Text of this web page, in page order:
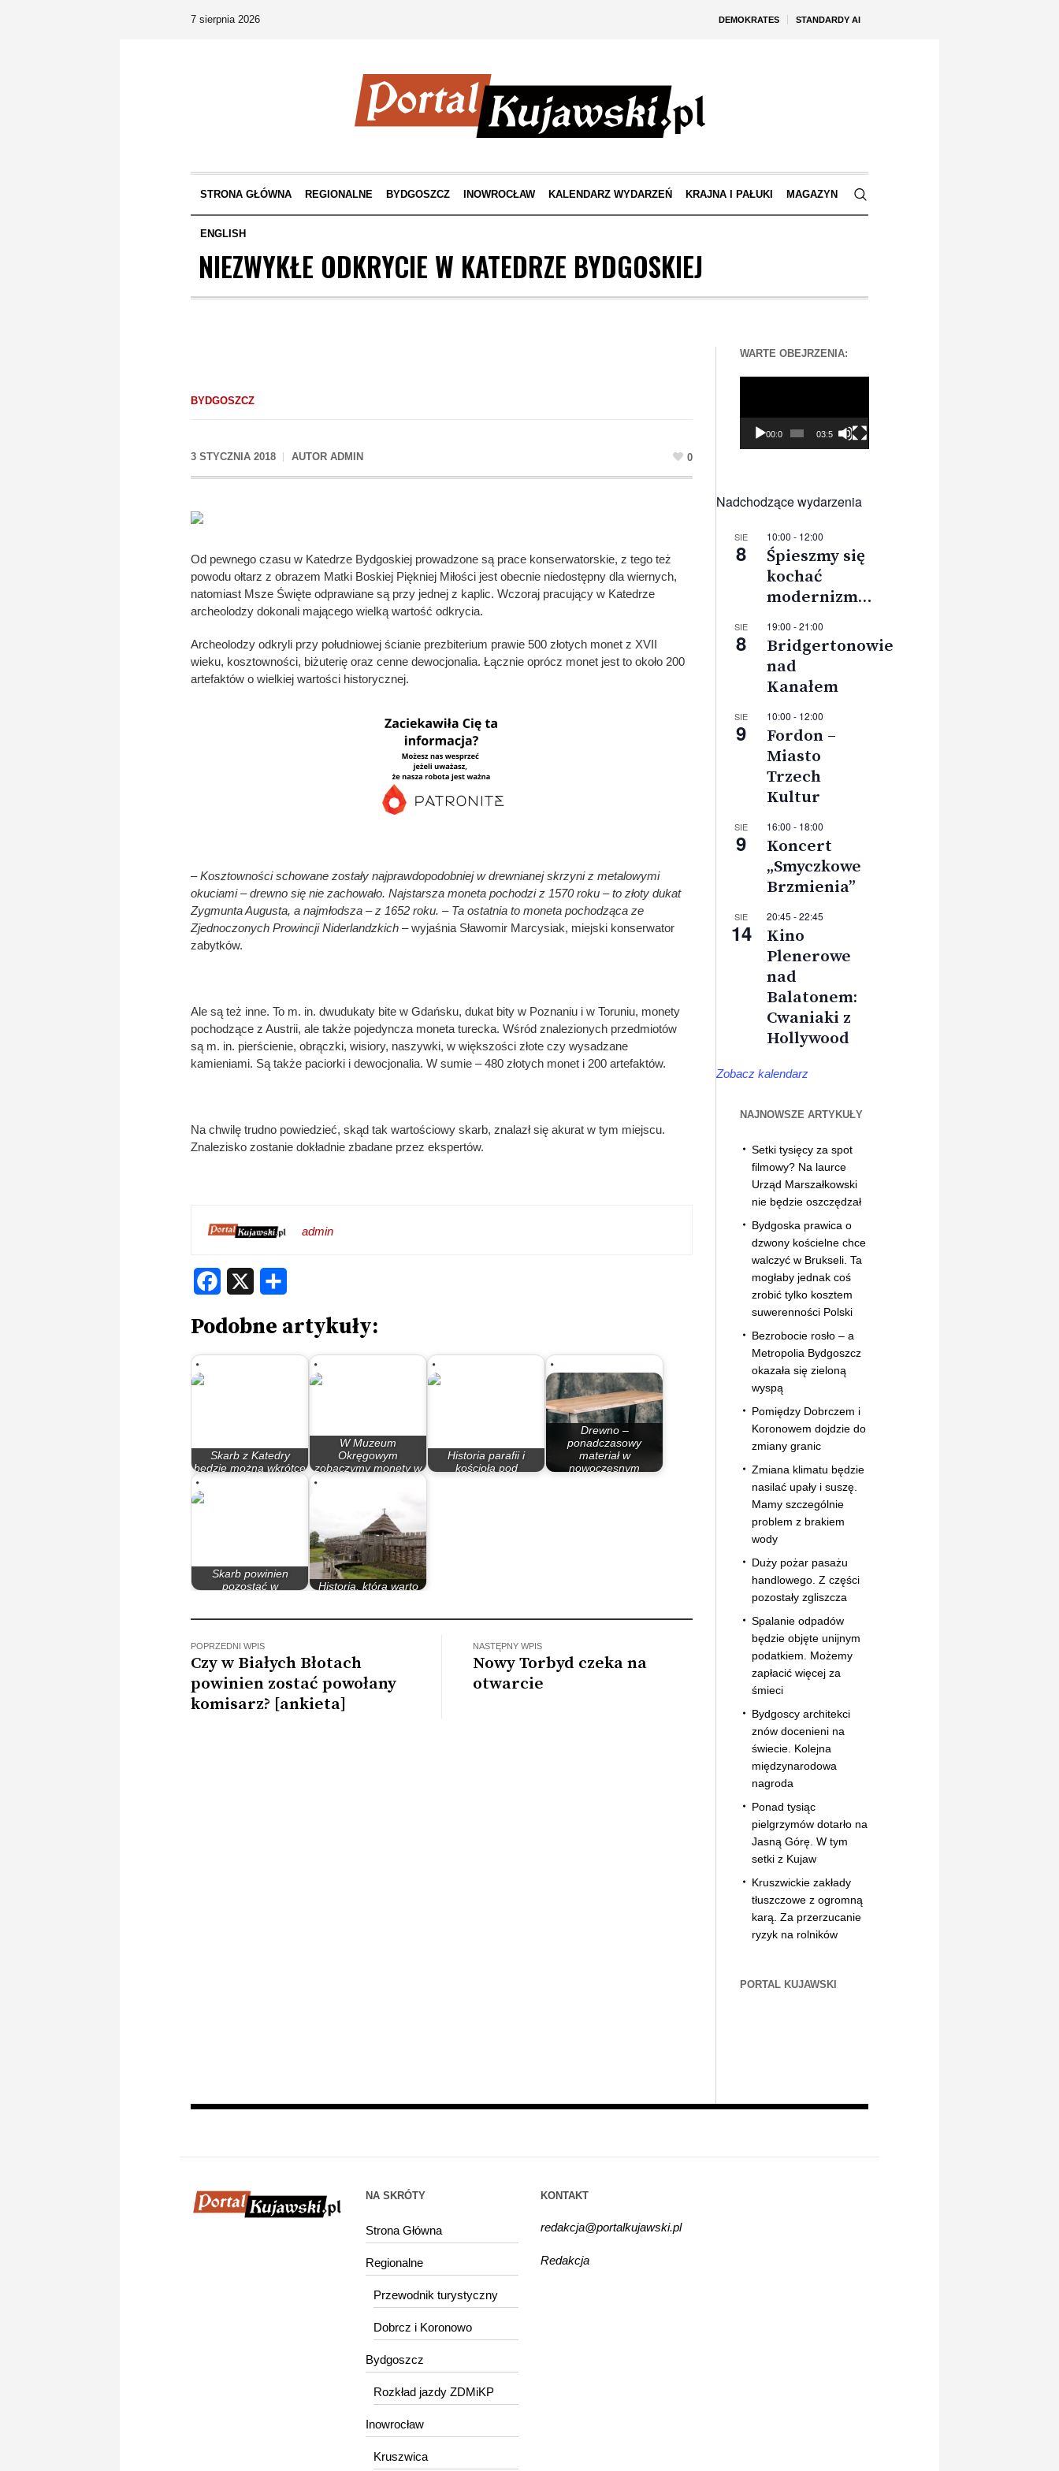
DEMOKRATES STANDARDY AI
7 sierpnia 2026
STRONA GŁÓWNA REGIONALNE BYDGOSZCZ INOWROCŁAW KALENDARZ WYDARZEŃ KRAJNA I PAŁUKI MAGAZYN
ENGLISH
NIEZWYKŁE ODKRYCIE W KATEDRZE BYDGOSKIEJ
BYDGOSZCZ
3 STYCZNIA 2018 AUTOR ADMIN 0
Od pewnego czasu w Katedrze Bydgoskiej prowadzone są prace konserwatorskie, z tego też
powodu ołtarz z obrazem Matki Boskiej Piękniej Miłości jest obecnie niedostępny dla wiernych,
natomiast Msze Święte odprawiane są przy jednej z kaplic. Wczoraj pracujący w Katedrze
archeolodzy dokonali mającego wielką wartość odkrycia.
Archeolodzy odkryli przy południowej ścianie prezbiterium prawie 500 złotych monet z XVII
wieku, kosztowności, biżuterię oraz cenne dewocjonalia. Łącznie oprócz monet jest to około 200
artefaktów o wielkiej wartości historycznej.
– Kosztowności schowane zostały najprawdopodobniej w drewnianej skrzyni z metalowymi
okuciami – drewno się nie zachowało. Najstarsza moneta pochodzi z 1570 roku – to złoty dukat
Zygmunta Augusta, a najmłodsza – z 1652 roku. – Ta ostatnia to moneta pochodząca ze
Zjednoczonych Prowincji Niderlandzkich – wyjaśnia Sławomir Marcysiak, miejski konserwator
zabytków.
Ale są też inne. To m. in. dwudukaty bite w Gdańsku, dukat bity w Poznaniu i w Toruniu, monety
pochodzące z Austrii, ale także pojedyncza moneta turecka. Wśród znalezionych przedmiotów
są m. in. pierścienie, obrączki, wisiory, naszywki, w większości złote czy wysadzane
kamieniami. Są także paciorki i dewocjonalia. W sumie – 480 złotych monet i 200 artefaktów.
Na chwilę trudno powiedzieć, skąd tak wartościowy skarb, znalazł się akurat w tym miejscu.
Znalezisko zostanie dokładnie zbadane przez ekspertów.
admin
Facebook
Podobne artykuły:
Skarb z Katedry
będzie można wkrótce
W Muzeum
Okręgowym
zobaczymy monety w
Historia parafii i
kościoła pod
Drewno –
ponadczasowy
materiał w
nowoczesnym
Skarb powinien
pozostać w
Historia, którą warto
POPRZEDNI WPIS
Czy w Białych Błotach
powinien zostać powołany
komisarz? [ankieta]
NASTĘPNY WPIS
Nowy Torbyd czeka na
otwarcie
WARTE OBEJRZENIA:
00:00 03:56
Nadchodzące wydarzenia
SIE
8
10:00 - 12:00
Śpieszmy się
kochać
modernizm…
SIE
8
19:00 -21:00
Bridgertonowie
nad
Kanałem
SIE
9
10:00 - 12:00
Fordon –
Miasto
Trzech
Kultur
SIE
9
16:00 - 18:00
Koncert
„Smyczkowe
Brzmienia”
SIE
14
20:45 -22:45
Kino
Plenerowe
nad
Balatonem:
Cwaniaki z
Hollywood
Zobacz kalendarz
NAJNOWSZE ARTYKUŁY
Setki tysięcy za spot
filmowy? Na laurce
Urząd Marszałkowski
nie będzie oszczędzał
Bydgoska prawica o
dzwony kościelne chce
walczyć w Brukseli. Ta
mogłaby jednak coś
zrobić tylko kosztem
suwerenności Polski
Bezrobocie rosło – a
Metropolia Bydgoszcz
okazała się zieloną
wyspą
Pomiędzy Dobrczem i
Koronowem dojdzie do
zmiany granic
Zmiana klimatu będzie
nasilać upały i suszę.
Mamy szczególnie
problem z brakiem
wody
Duży pożar pasażu
handlowego. Z części
pozostały zgliszcza
Spalanie odpadów
będzie objęte unijnym
podatkiem. Możemy
zapłacić więcej za
śmieci
Bydgoscy architekci
znów docenieni na
świecie. Kolejna
międzynarodowa
nagroda
Ponad tysiąc
pielgrzymów dotarło na
Jasną Górę. W tym
setki z Kujaw
Kruszwickie zakłady
tłuszczowe z ogromną
karą. Za przerzucanie
ryzyk na rolników
PORTAL KUJAWSKI
NA SKRÓTY
Strona Główna
Regionalne
Przewodnik turystyczny
Dobrcz i Koronowo
Bydgoszcz
Rozkład jazdy ZDMiKP
Inowrocław
Kruszwica
KONTAKT
redakcja@portalkujawski.pl
Redakcja